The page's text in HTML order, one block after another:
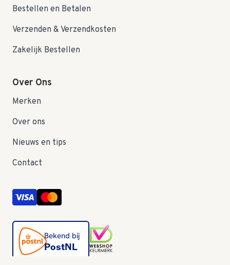
Bestellen en Betalen
Verzenden & Verzendkosten
Zakelijk Bestellen
Over Ons
Merken
Over ons
Nieuws en tips
Contact